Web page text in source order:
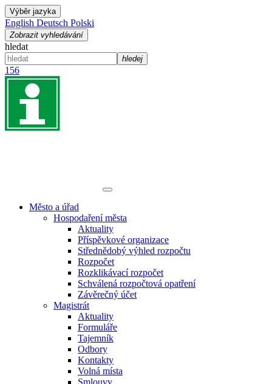
Výběr jazyka
English Deutsch Polski
Zobrazit vyhledávání
hledat
hledej
156
Město a úřad
Hospodaření města
Aktuality
Příspěvkové organizace
Střednědobý výhled rozpočtu
Rozpočet
Rozklikávací rozpočet
Schválená rozpočtová opatření
Závěrečný účet
Magistrát
Aktuality
Formuláře
Tajemník
Odbory
Kontakty
Volná místa